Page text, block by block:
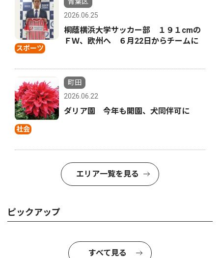
スポーツ
2026.06.25
桐蔭横浜大学サッカー部 １９１cmの
ＦＷ、欧州へ ６月22日からチームに
社会
町田
2026.06.22
ダリア園 今年も開園、犬同伴可に
エリア一覧を見る
ピックアップ
すべて見る